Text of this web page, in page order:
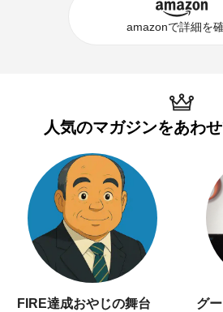
amazonで詳細を
人気のマガジンをあわ
FIRE達成おやじの舞台
グ